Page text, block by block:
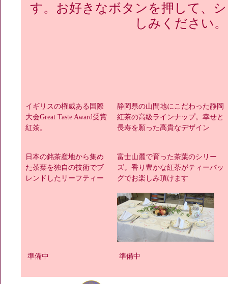
す。お好きなボタンを押して、
しみください。
イギリスの権威ある国際
大会Great Taste Award受賞
紅茶。
静岡県の山間地にこだわった静岡
紅茶の高級ラインナップ。幸せと
長寿を願った高貴なデザイン
日本の銘茶産地から集め
た茶葉を独自の技術でブ
レンドしたリーフティー
富士山麓で育った茶葉のシリー
ズ。香り豊かな紅茶がティーバッ
グでお楽しみ頂けます
準備中 準備中